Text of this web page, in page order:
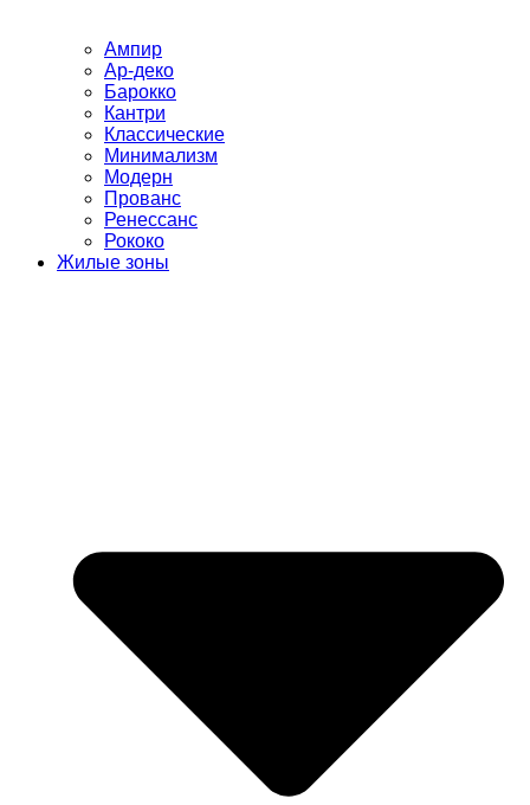
Ампир
Ар-деко
Барокко
Кантри
Классические
Минимализм
Модерн
Прованс
Ренессанс
Рококо
Жилые зоны